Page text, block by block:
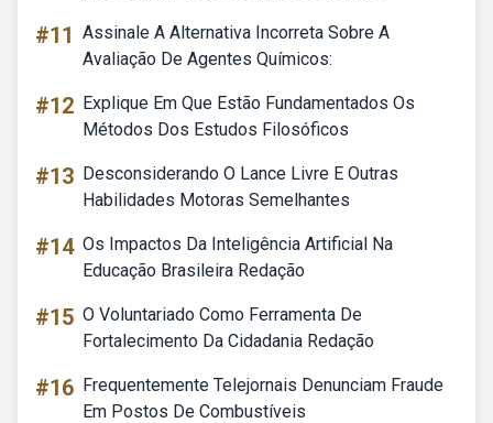
#11 Assinale A Alternativa Incorreta Sobre A
Avaliação De Agentes Químicos:
#12 Explique Em Que Estão Fundamentados Os
Métodos Dos Estudos Filosóficos
#13 Desconsiderando O Lance Livre E Outras
Habilidades Motoras Semelhantes
#14 Os Impactos Da Inteligência Artificial Na
Educação Brasileira Redação
#15 O Voluntariado Como Ferramenta De
Fortalecimento Da Cidadania Redação
#16 Frequentemente Telejornais Denunciam Fraude
Em Postos De Combustíveis